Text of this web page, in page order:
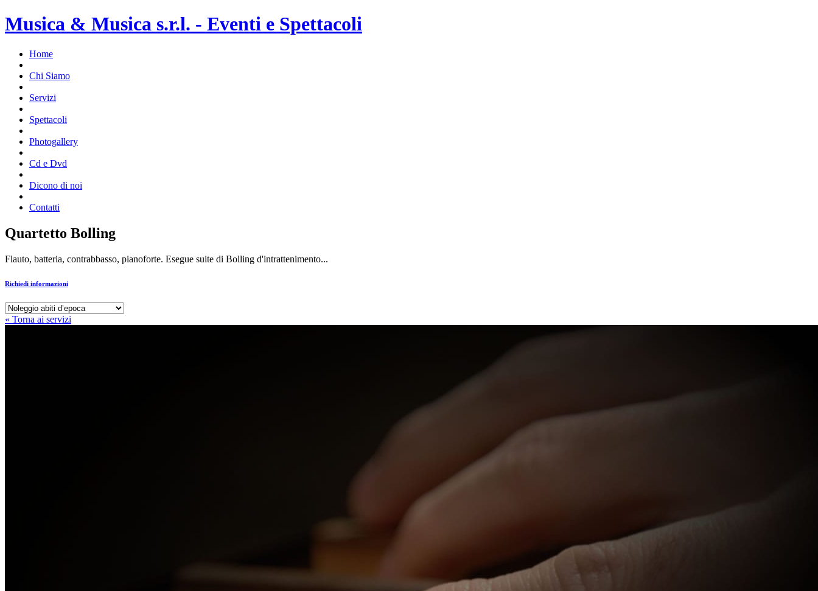
Musica & Musica s.r.l. - Eventi e Spettacoli
Home
Chi Siamo
Servizi
Spettacoli
Photogallery
Cd e Dvd
Dicono di noi
Contatti
Quartetto Bolling
Flauto, batteria, contrabbasso, pianoforte. Esegue suite di Bolling d'intrattenimento...
Richiedi informazioni
« Torna ai servizi